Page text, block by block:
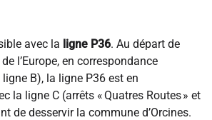
avec la ligne P36. Au départ de
l’Europe, en correspondance
B), la ligne P36 est en
la ligne C (arrêts « Quatres Routes » et
de desservir la commune d’Orcines.